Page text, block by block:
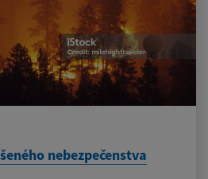
nebezpečenstva